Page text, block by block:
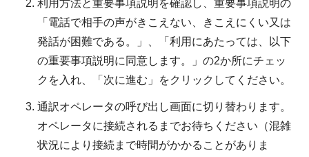
利用方法と重要事項説明を確認し、重要事項説明の
「電話で相手の声がきこえない、きこえにくい又は
発話が困難である。」、「利用にあたっては、以下
の重要事項説明に同意します。」の2か所にチェッ
クを入れ、「次に進む」をクリックしてください。
通訳オペレータの呼び出し画面に切り替わります。
オペレータに接続されるまでお待ちください（混雑
状況により接続まで時間がかかることがありま